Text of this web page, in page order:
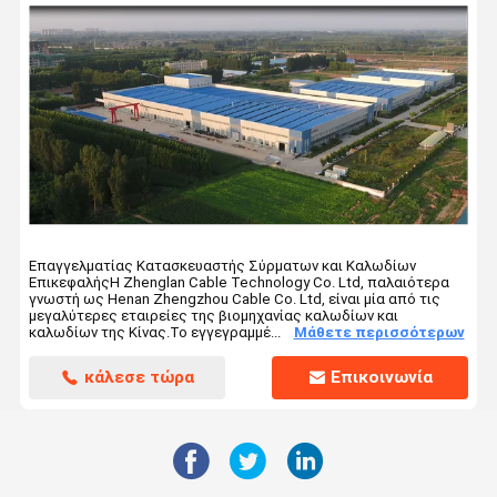
Σύρμα από γαλβανισμένο χάλυβα
Τα μέσα καλώδια τροφοδοσίας 12/20KV, XLPE τάσης Unarmoured
Επαγγελματίας Κατασκευαστής Σύρματων και Καλωδίων
ΕπικεφαλήςΗ Zhenglan Cable Technology Co. Ltd, παλαιότερα
γνωστή ως Henan Zhengzhou Cable Co. Ltd, είναι μία από τις
μεγαλύτερες εταιρείες της βιομηχανίας καλωδίων και
καλωδίων της Κίνας.Το εγγεγραμμέ...
Μάθετε περισσότερων
κάλεσε τώρα Επικοινωνία